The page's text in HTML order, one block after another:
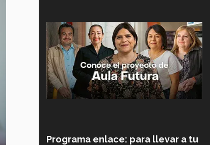
Programa enlace: para llevar a tu